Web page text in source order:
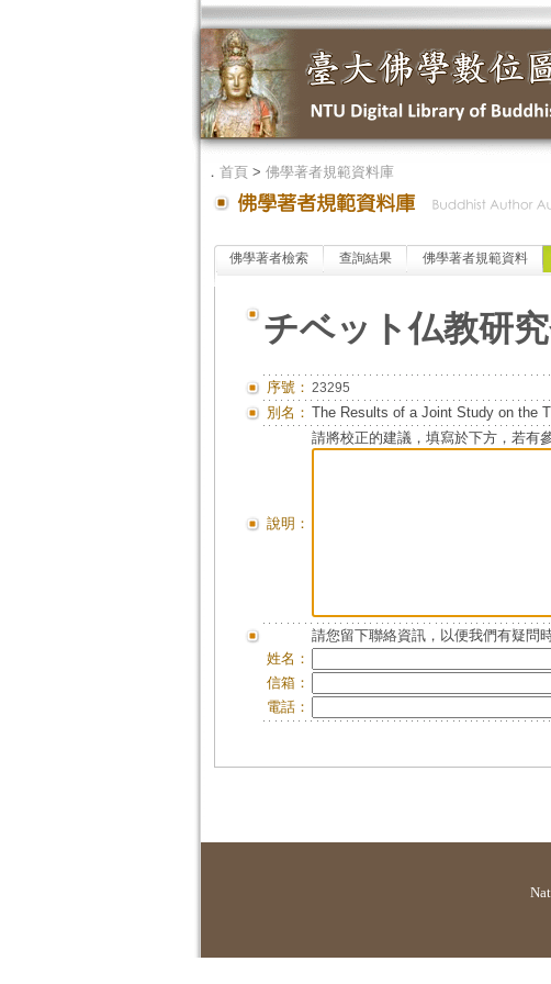
． 首頁> 佛學著者規範資料庫
佛學著者檢索 查詢結果 佛學著者規範資料
チベット仏教研
序號： 23295
別名： The Results of a Joint Study on the
說明：
請將校正的建議，填寫於下方，若有
請您留下聯絡資訊，以便我們有疑問
姓名：
信箱：
電話：